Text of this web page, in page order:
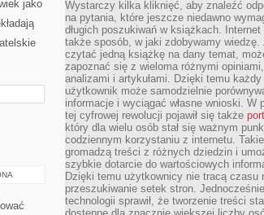
jako
Wystarczy kilka kliknięć, aby znaleźć
na pytania, które jeszcze niedawno
długich poszukiwań w książkach. Internet
także sposób, w jaki zdobywamy wiedzę.
czytać jedną książkę na dany temat,
zapoznać się z wieloma różnymi opiniami,
analizami i artykułami. Dzięki temu każdy
użytkownik może samodzielnie
informacje i wyciągać własne wnioski. W
tej cyfrowej rewolucji pojawił się także
który dla wielu osób stał się ważnym
codziennym korzystaniu z internetu.
gromadzą treści z różnych dziedzin i
szybkie dotarcie do wartościowych
Dzięki temu użytkownicy nie tracą czasu
przeszukiwanie setek stron.
technologii sprawił, że tworzenie treści